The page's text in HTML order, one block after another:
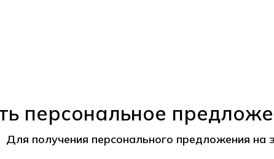
персональное
Для получения персонального предложения на